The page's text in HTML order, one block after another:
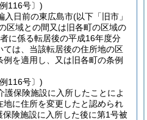
116号〕)
入日前の東広島市(以下「旧市」
区域との間又は旧各町の区域の
に係る転居後の平成16年度分
は、当該転居後の住所地の区
を適用し、又は旧各町の条例
116号〕)
護保険施設に入所したことによ
地に住所を変更したと認められ
保険施設に入所した後に第1号被